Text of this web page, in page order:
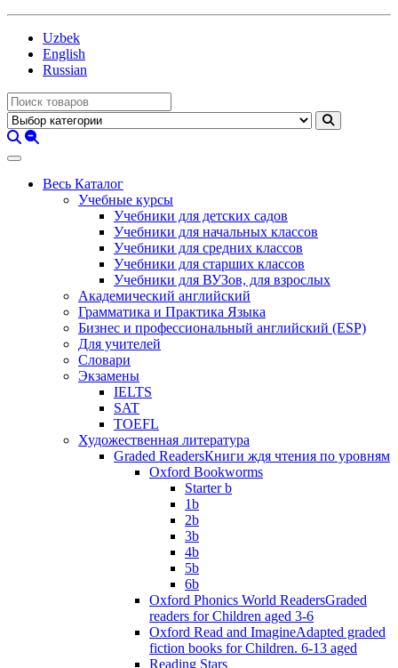
Uzbek
English
Russian
Весь Каталог
Учебные курсы
Учебники для детских садов
Учебники для начальных классов
Учебники для средних классов
Учебники для старших классов
Учебники для ВУЗов, для взрослых
Академический английский
Грамматика и Практика Языка
Бизнес и профессиональный английский (ESP)
Для учителей
Словари
Экзамены
IELTS
SAT
TOEFL
Художественная литература
Graded ReadersКниги ждя чтения по уровням
Oxford Bookworms
Starter b
1b
2b
3b
4b
5b
6b
Oxford Phonics World ReadersGraded
readers for Children aged 3-6
Oxford Read and ImagineAdapted graded
fiction books for Children. 6-13 aged
Reading Stars